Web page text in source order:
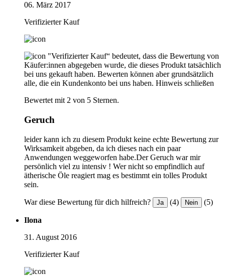
06. März 2017
Verifizierter Kauf
"Verifizierter Kauf“ bedeutet, dass die Bewertung von
Käufer:innen abgegeben wurde, die dieses Produkt tatsächlich
bei uns gekauft haben. Bewerten können aber grundsätzlich
alle, die ein Kundenkonto bei uns haben. Hinweis schließen
Bewertet mit 2 von 5 Sternen.
Geruch
leider kann ich zu diesem Produkt keine echte Bewertung zur
Wirksamkeit abgeben, da ich dieses nach ein paar
Anwendungen weggeworfen habe.Der Geruch war mir
persönlich viel zu intensiv ! Wer nicht so empfindlich auf
ätherische Öle reagiert mag es bestimmt ein tolles Produkt
sein.
War diese Bewertung für dich hilfreich? Ja (4) Nein (5)
Ilona
31. August 2016
Verifizierter Kauf